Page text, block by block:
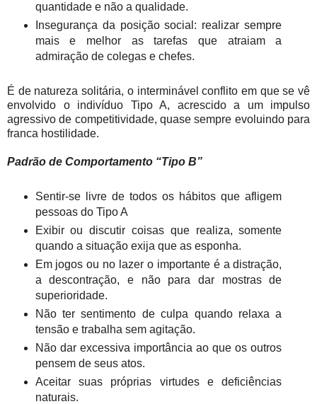
quantidade e não a qualidade.
Insegurança da posição social: realizar sempre
mais e melhor as tarefas que atraiam a
admiração de colegas e chefes.
É de natureza solitária, o interminável conflito em que se vê
envolvido o indivíduo Tipo A, acrescido a um impulso
agressivo de competitividade, quase sempre evoluindo para
franca hostilidade.
Padrão de Comportamento “Tipo B”
Sentir-se livre de todos os hábitos que afligem
pessoas do Tipo A
Exibir ou discutir coisas que realiza, somente
quando a situação exija que as esponha.
Em jogos ou no lazer o importante é a distração,
a descontração, e não para dar mostras de
superioridade.
Não ter sentimento de culpa quando relaxa a
tensão e trabalha sem agitação.
Não dar excessiva importância ao que os outros
pensem de seus atos.
Aceitar suas próprias virtudes e deficiências
naturais.